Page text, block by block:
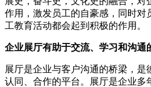
作用，激发员工的自豪感，同时对
工教育活动都会起到积极的作用。
企业展厅有助于交流、学习和沟通
展厅是企业与客户沟通的桥梁，是
认同、合作的平台。展厅是企业多